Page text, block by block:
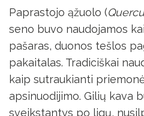
Paprastojo ąžuolo (
seno buvo naudojamos
pašaras, duonos tešlos
pakaitalas. Tradiciškai
kaip sutraukianti
apsinuodijimo. Gilių kava
sveikstantys po ligų,